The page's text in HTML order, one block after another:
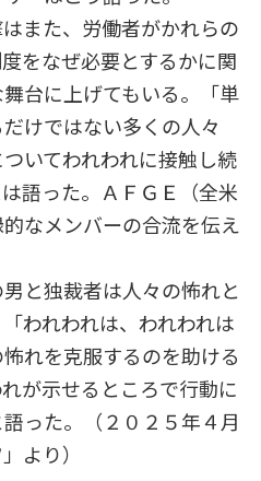
また、労働者がかれらの
をなぜ必要とするかに関
台に上げてもいる。「単
けではない多くの人々
いてわれわれに接触し続
語った。ＡＦＧＥ（全米
なメンバーの合流を伝え
と独裁者は人々の怖れと
われわれは、われわれは
れを克服するのを助ける
が示せるところで行動に
った。（２０２５年４月
より）